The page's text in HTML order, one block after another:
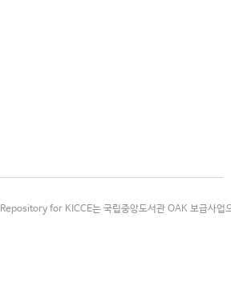
Repository for KICCE는 국립중앙도서관 OAK 보급사업